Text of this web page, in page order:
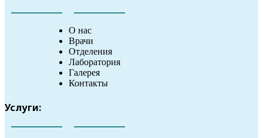
О нас
Врачи
Отделения
Лаборатория
Галерея
Контакты
Услуги: